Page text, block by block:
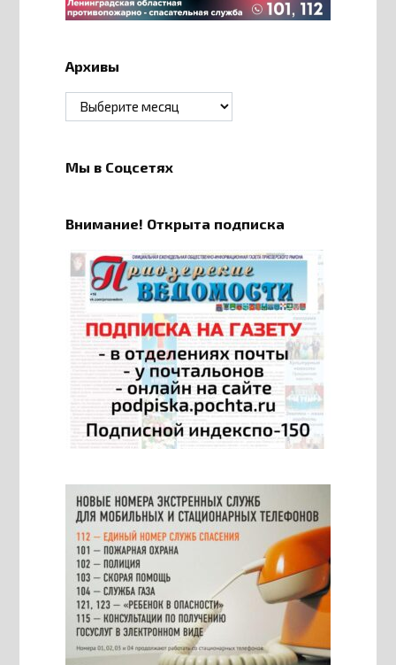
Архивы
Архивы
Мы в Соцсетях
Внимание! Открыта подписка